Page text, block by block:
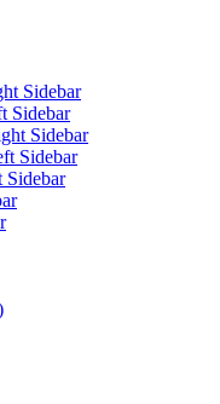
Sidebar
Sidebar
Sidebar
Sidebar